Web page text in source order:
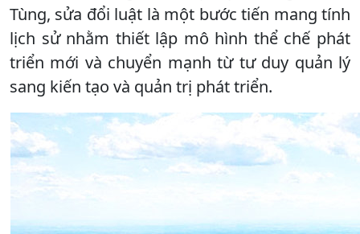
Tùng, sửa đổi luật là một bước tiến mang tính
lịch sử nhằm thiết lập mô hình thể chế phát
triển mới và chuyển mạnh từ tư duy quản lý
sang kiến tạo và quản trị phát triển.